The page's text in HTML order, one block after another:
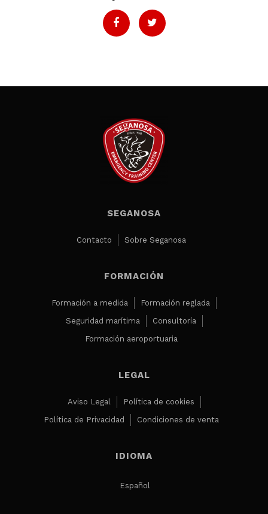
SEGANOSA
Contacto Sobre Seganosa
FORMACIÓN
Formación a medida
Formación reglada
Seguridad marítima
Consultoría
Formación aeroportuaria
LEGAL
Aviso Legal
Política de cookies
Política de Privacidad
Condiciones de venta
IDIOMA
Español